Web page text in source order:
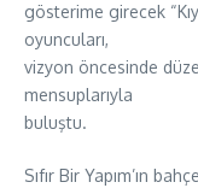
gösterime girecek
oyuncuları,
vizyon öncesinde
mensuplarıyla
buluştu.
Sıfır Bir Yapım’ın